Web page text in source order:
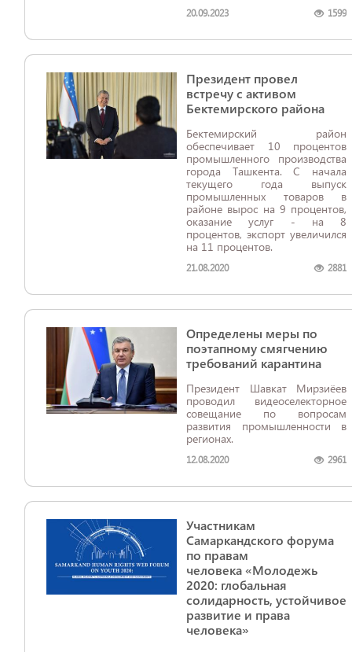
20.09.2023 1599
Президент провел
встречу с активом
Бектемирского района
Бектемирский район
обеспечивает 10 процентов
промышленного производства
города Ташкента. С начала
текущего года выпуск
промышленных товаров в
районе вырос на 9 процентов,
оказание услуг - на 8
процентов, экспорт увеличился
на 11 процентов.
21.08.2020 2881
Определены меры по
поэтапному смягчению
требований карантина
Президент Шавкат Мирзиёев
проводил видеоселекторное
совещание по вопросам
развития промышленности в
регионах.
12.08.2020 2961
Участникам
Самаркандского форума
по правам
человека «Молодежь
2020: глобальная
солидарность, устойчивое
развитие и права
человека»